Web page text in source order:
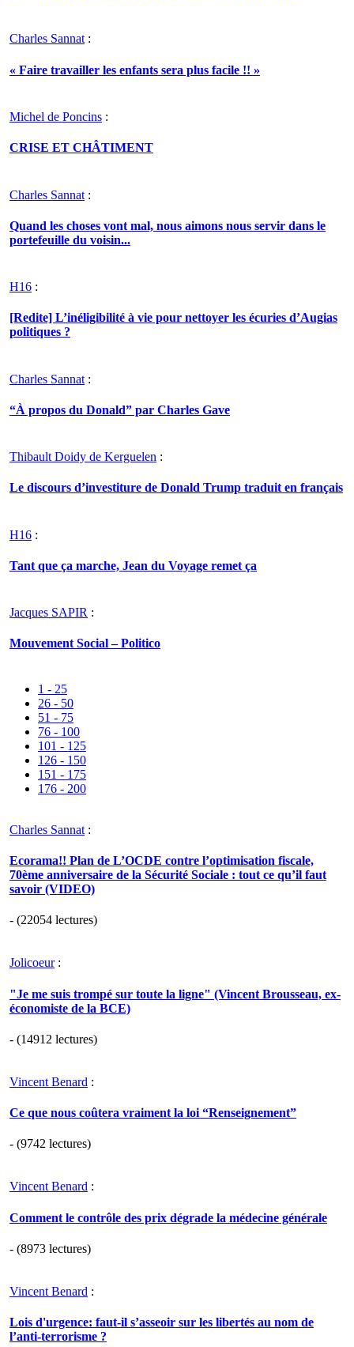
Charles Sannat:
« Faire travailler les enfants sera plus facile !! »
Michel de Poncins :
CRISE ET CHÂTIMENT
Charles Sannat :
Quand les choses vont mal, nous aimons nous servir dans le
portefeuille du voisin...
H16 :
[Redite] L’inéligibilité à vie pour nettoyer les écuries d’Augias
politiques ?
Charles Sannat :
“À propos du Donald” par Charles Gave
Thibault Doidy de Kerguelen :
Le discours d’investiture de Donald Trump traduit en français
H16 :
Tant que ça marche, Jean du Voyage remet ça
Jacques SAPIR :
Mouvement Social – Politico
1 - 25
26 - 50
51 - 75
76 - 100
101 - 125
126 - 150
151 - 175
176 - 200
Charles Sannat :
Ecorama!! Plan de L’OCDE contre l’optimisation fiscale,
70ème anniversaire de la Sécurité Sociale : tout ce qu’il faut
savoir (VIDEO)
- (22054 lectures)
Jolicoeur:
"Je me suis trompé sur toute la ligne" (Vincent Brousseau, ex-
économiste de la BCE)
- (14912 lectures)
Vincent Benard :
Ce que nous coûtera vraiment la loi “Renseignement”
- (9742 lectures)
Vincent Benard :
Comment le contrôle des prix dégrade la médecine générale
- (8973 lectures)
Vincent Benard :
Lois d'urgence: faut-il s’asseoir sur les libertés au nom de
l’anti-terrorisme ?